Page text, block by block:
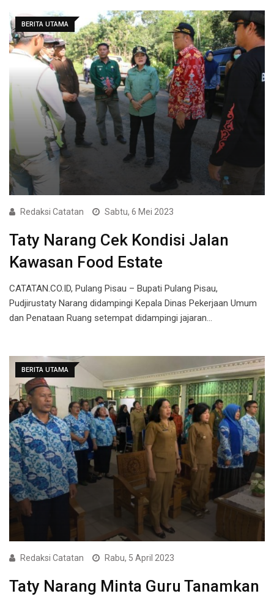
BERITA UTAMA
Redaksi Catatan Sabtu, 6 Mei 2023
Taty Narang Cek Kondisi Jalan
Kawasan Food Estate
CATATAN.CO.ID, Pulang Pisau – Bupati Pulang Pisau,
Pudjirustaty Narang didampingi Kepala Dinas Pekerjaan Umum
dan Penataan Ruang setempat didampingi jajaran…
BERITA UTAMA
Redaksi Catatan Rabu, 5 April 2023
Taty Narang Minta Guru Tanamkan